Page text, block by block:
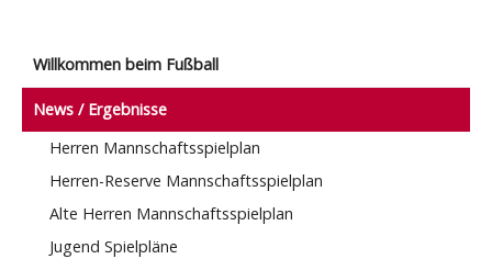
Willkommen beim Fußball
News / Ergebnisse
Herren Mannschaftsspielplan
Herren-Reserve Mannschaftsspielplan
Alte Herren Mannschaftsspielplan
Jugend Spielpläne